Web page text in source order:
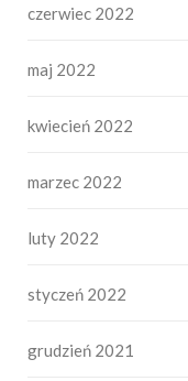
czerwiec 2022
maj 2022
kwiecień 2022
marzec 2022
luty 2022
styczeń 2022
grudzień 2021